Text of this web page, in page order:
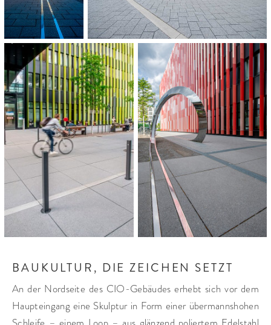
LANDSCHAFTSARCHITEKT:
studio grüngrau Landschaftsarchitektur, Düsseldorf
FLÄCHE:
ca. 1.600 m²
PLANUNG:
medfacilities GmbH, Tochterfirma der Uniklinik Köln
FASSADENENTWURF:
kadawittfeldarchitektur, Aachen
KATEGORIEN:
BAUKULTUR, DIE ZEICHEN SETZT
An der Nordseite des CIO-Gebäudes erhebt sich vor dem
Haupteingang eine Skulptur in Form einer übermannshohen